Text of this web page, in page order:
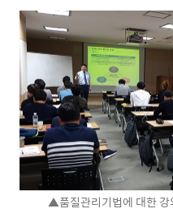
▲품질관리기법에 대한 강